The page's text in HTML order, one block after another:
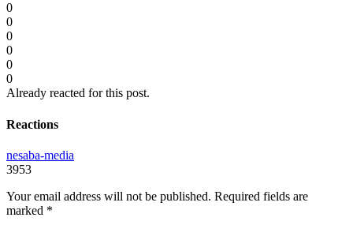
0
0
0
0
0
0
Already reacted for this post.
Reactions
nesaba-media
3953
Your email address will not be published. Required fields are
marked *